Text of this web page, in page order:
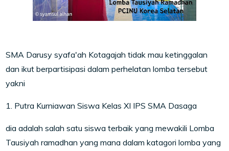
SMA Darusy syafa'ah Kotagajah tidak mau ketinggalan
dan ikut berpartisipasi dalam perhelatan lomba tersebut
yakni
1. Putra Kurniawan Siswa Kelas XI IPS SMA Dasaga
dia adalah salah satu siswa terbaik yang mewakili Lomba
Tausiyah ramadhan yang mana dalam katagori lomba yang